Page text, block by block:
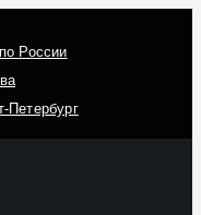
России
Петербург